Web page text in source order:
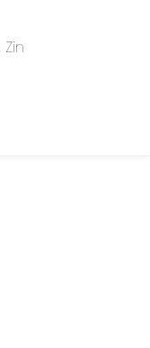
Zin